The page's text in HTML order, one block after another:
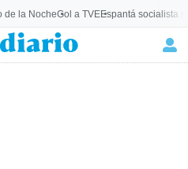
de la NocheGol a TVEEspantá socialista